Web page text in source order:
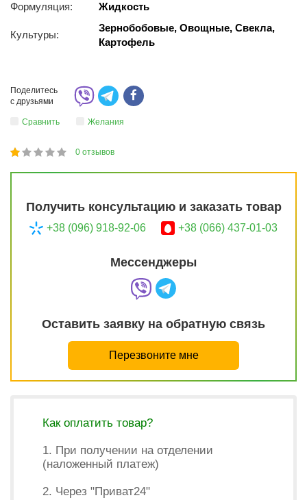
Формуляция:
Жидкость
Культуры:
Зернобобовые, Овощные, Свекла,
Картофель
Поделитесь
с друзьями
Сравнить Желания
20
1
2
3
4
5 0 отзывов
Получить консультацию и заказать товар
+38 (096) 918-92-06 +38 (066) 437-01-03
Мессенджеры
Оставить заявку на обратную связь
Перезвоните мне
Как оплатить товар?
1. При получении на отделении
(наложенный платеж)
2. Через "Приват24"